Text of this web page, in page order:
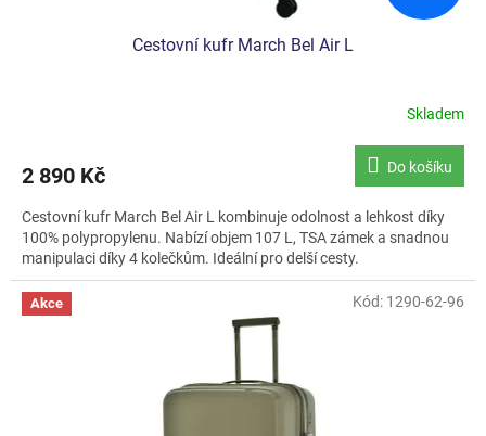
Cestovní kufr March Bel Air L
Skladem
2 890 Kč Do košíku
Cestovní kufr March Bel Air L kombinuje odolnost a lehkost díky
100% polypropylenu. Nabízí objem 107 L, TSA zámek a snadnou
manipulaci díky 4 kolečkům. Ideální pro delší cesty.
Akce Kód: 1290-62-96